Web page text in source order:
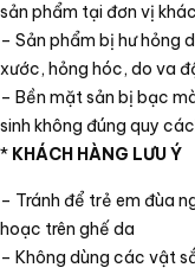
sản phẩm tại đơn vị
– Sản phẩm bị hư hỏng
xước, hỏng hóc, do va
– Bền mặt sản bị bạc
sinh không đúng quy
* KHÁCH HÀNG LƯU Ý
– Tránh để trẻ em đùa
hoạc trên ghế da
– Không dùng các vật